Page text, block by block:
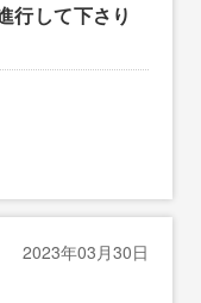
行して下さり
2023年03月30日